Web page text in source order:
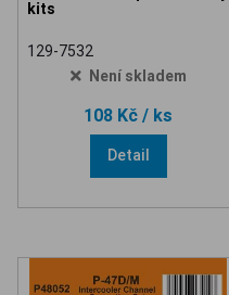
kits
129-7532
Není skladem
108 Kč / ks
Detail